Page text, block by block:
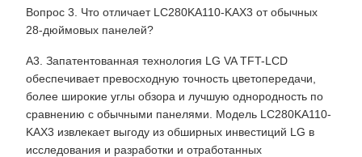
Вопрос 3. Что отличает LC280KA110-KAX3 от обычных
28-дюймовых панелей?
А3. Запатентованная технология LG VA TFT-LCD
обеспечивает превосходную точность цветопередачи,
более широкие углы обзора и лучшую однородность по
сравнению с обычными панелями. Модель LC280KA110-
KAX3 извлекает выгоду из обширных инвестиций LG в
исследования и разработки и отработанных